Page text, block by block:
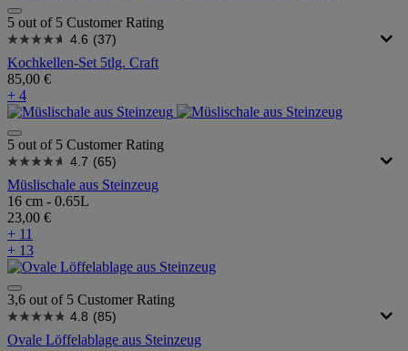
5 out of 5 Customer Rating
4.6 (37)
Kochkellen-Set 5tlg. Craft
85,00 €
+ 4
5 out of 5 Customer Rating
4.7 (65)
Müslischale aus Steinzeug
16 cm - 0.65L
23,00 €
+ 11
+ 13
3,6 out of 5 Customer Rating
4.8 (85)
Ovale Löffelablage aus Steinzeug